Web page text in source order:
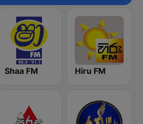
Shaa FM Hiru FM